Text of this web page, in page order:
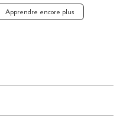
Apprendre encore plus